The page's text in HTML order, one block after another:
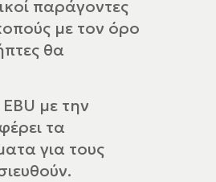
παράγοντες
με τον όρο
θα
με την
τα
για τους